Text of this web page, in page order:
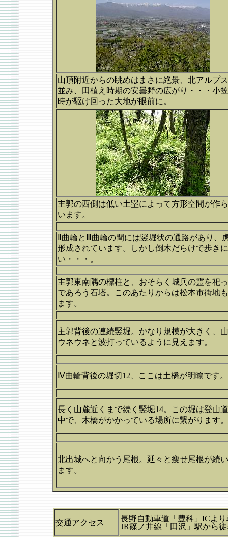
山頂附近からの眺めはまさに絶景、北アルプ
並み、田植え時期の安曇野の広がり・・・小
時が駆け回った大地が眼前に。
主郭の西側は低い土塁によって方形空間が作
います。
Ⅱ曲輪とⅢ曲輪の間には竪堀状の通路があり、
形成されています。しかし倒木だらけで歩き
い・・・。
主郭東南隅の標柱と、おそらく城兵の霊を祀
であろう石塔。このあたりからは松本市街地
ます。
主郭背後の連続竪堀。かなり規模が大きく、
ウネウネと波打っているように見えます。
Ⅳ曲輪背後の堀切12、ここは土橋が明瞭です。
長く山麓近くまで続く竪堀14。この堀は登山
中で、木橋がかかっている場所に繋がります。
北出城へと向かう尾根。延々と痩せ尾根が続
ます。
交通アクセス
長野自動車道「豊科」ICより
JR篠ノ井線「田沢」駅か